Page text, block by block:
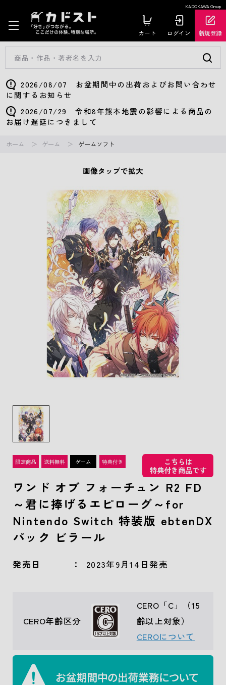
KADOKAWA Group
カート ログイン 新規登録
2026/08/07 お盆期間中の出荷およびお問い合わせ
に関するお知らせ
2026/07/29 令和8年熊本地震の影響による商品の
お届け遅延につきまして
ホーム ゲーム ゲームソフト
画像タップで拡大
こちらは
特典付き商品です
ワンド オブ フォーチュン R2 FD
～君に捧げるエピローグ～for
Nintendo Switch 特装版 ebtenDX
パック ビラール
発売日 2023年9月14日発売
CERO年齢区分
CERO「C」（15
齢以上対象）
CEROについて